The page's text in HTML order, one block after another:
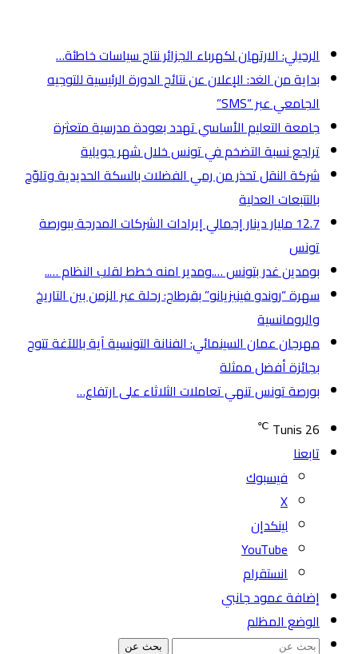
الرحيلي: الارتهان لكهرباء الجزائر نتاج سياسات خاطئة…
بداية من الغد: الإعلان عن نتائج الدورة الرئيسية للتوجيه
الجامعي عبر “SMS”
جامعة التعليم الأساسي تهدد بعودة مدرسية متعثرة
تراجع نسبة التضخم في تونس خلال شهر جويلية
شركة النقل تحذر من رمي الفضلات بالسكة الحديدية وتلوّح
بالتتبعات العدلية
12.7 مليار دينار إجمالي إيرادات الشركات المدرجة ببورصة
تونس
بومدين غدر بتونس ….ومدير امنه خطط لقلب النظام …..
سهرة “روندو فينيزيانو” بقرطاج: رحلة عبر الزمن بين التاريخ
والرومانسية
مهرجان عمان السينمائي: الفنانة التونسية آية باللآغة تتوج
بجائزة أفضل ممثلة
بورصة تونس تنهي تعاملات الثلاثاء على ارتفاع…
Tunis 26
℃
تابعنا
فيسبوك
‫X
لينكدإن
‫YouTube
انستقرام
إضافة عمود جانبي
الوضع المظلم
بحث عن